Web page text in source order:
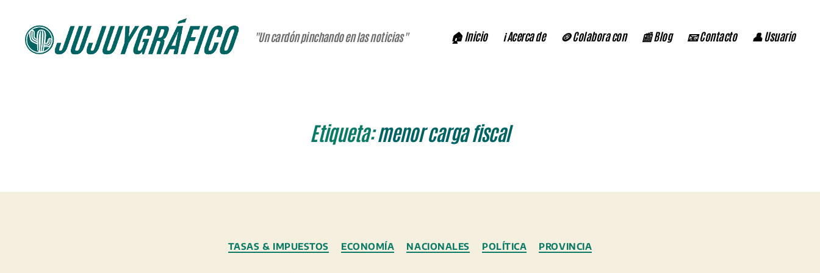
"Un cardón pinchando en las noticias" 🏠 Inicio ℹ️ Acerca de 🪙 Colabora con 📰 Blog 📧 Contacto 👤 Usuario
Etiqueta: menor carga fiscal
Categorías
TASAS & IMPUESTOS ECONOMÍA NACIONALES POLÍTICA PROVINCIA